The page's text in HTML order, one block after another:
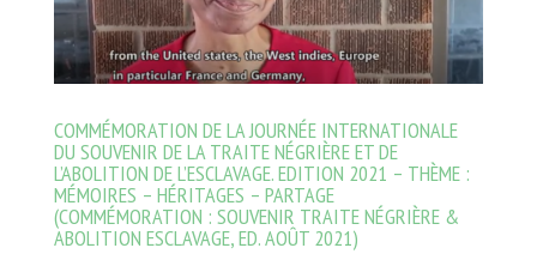
COMMÉMORATION DE LA JOURNÉE INTERNATIONALE
DU SOUVENIR DE LA TRAITE NÉGRIÈRE ET DE
L’ABOLITION DE L’ESCLAVAGE. EDITION 2021 – THÈME :
MÉMOIRES – HÉRITAGES – PARTAGE
(COMMÉMORATION : SOUVENIR TRAITE NÉGRIÈRE &
ABOLITION ESCLAVAGE, ED. AOÛT 2021)